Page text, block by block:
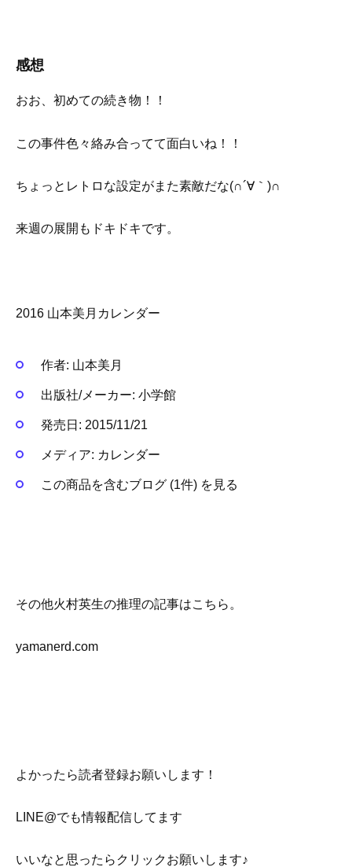
感想
おお、初めての続き物！！
この事件色々絡み合ってて面白いね！！
ちょっとレトロな設定がまた素敵だな(∩´∀｀)∩
来週の展開もドキドキです。
2016 山本美月カレンダー
作者: 山本美月
出版社/メーカー: 小学館
発売日: 2015/11/21
メディア: カレンダー
この商品を含むブログ (1件) を見る
その他火村英生の推理の記事はこちら。
yamanerd.com
よかったら読者登録お願いします！
LINE@でも情報配信してます
いいなと思ったらクリックお願いします♪